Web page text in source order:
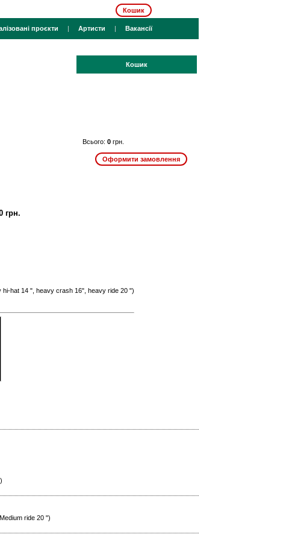
Кошик
проєкти | Артисти | Вакансії
Кошик
Всього: 0 грн.
грн.
hi-hat 14 ", heavy crash 16", heavy ride 20 ")
ride 20 ")